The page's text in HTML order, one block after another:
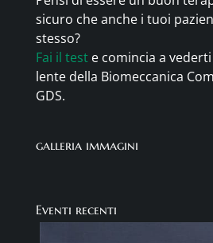
sicuro che anche i tuoi
stesso?
Fai il test e comincia a
lente della Biomeccanica
GDS.
galleria immagini
Eventi recenti